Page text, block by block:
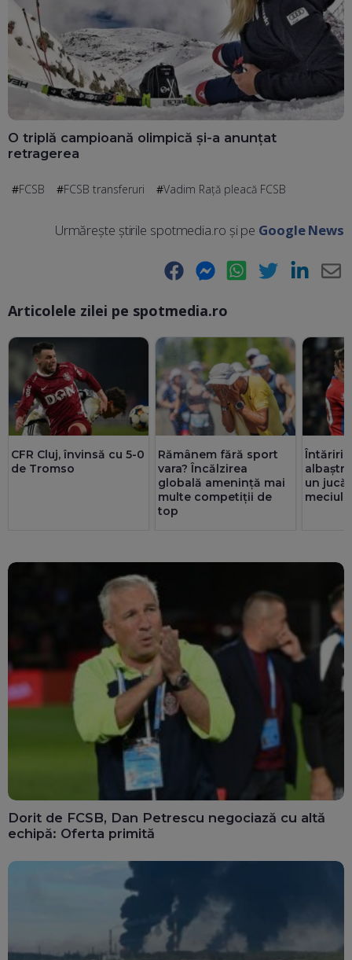
O triplă campioană olimpică și-a anunțat
retragerea
FCSB FCSB transferuri Vadim Rață pleacă FCSB
Urmărește știrile spotmedia.ro și pe Google News
Facebook Messenger WhatsApp Twitter LinkedIn
Articolele zilei pe spotmedia.ro
CFR Cluj, învinsă cu 5-0
de Tromso
Rămânem fără sport
vara? Încălzirea
globală amenință mai
multe competiții de
top
Întăriri
un
meciul
Dorit de FCSB, Dan Petrescu negociază cu altă
echipă: Oferta primită